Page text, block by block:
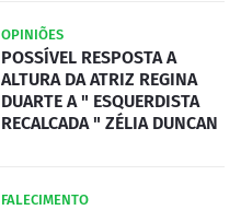
OPINIÕES
POSSÍVEL RESPOSTA A
ALTURA DA ATRIZ REGINA
DUARTE A " ESQUERDISTA
RECALCADA " ZÉLIA DUNCAN
FALECIMENTO